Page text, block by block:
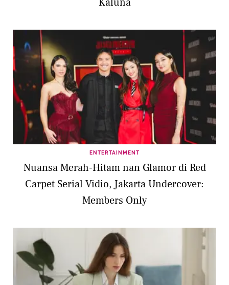
Kaluna
ENTERTAINMENT
Nuansa Merah-Hitam nan Glamor di Red
Carpet Serial Vidio, Jakarta Undercover:
Members Only